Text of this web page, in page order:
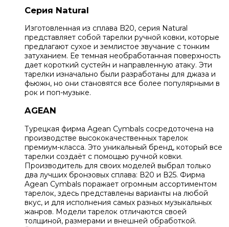
Серия Natural
Изготовленная из сплава B20, серия Natural
представляет собой тарелки ручной ковки, которые
предлагают сухое и землистое звучание с тонким
затуханием. Ее темная необработанная поверхность
дает короткий сустейн и направленную атаку. Эти
тарелки изначально были разработаны для джаза и
фьюжн, но они становятся все более популярными в
рок и поп-музыке.
AGEAN
Турецкая фирма Agean Cymbals сосредоточена на
производстве высококачественных тарелок
премиум-класса. Это уникальный бренд, который все
тарелки создаёт с помощью ручной ковки.
Производитель для своих моделей выбрал только
два лучших бронзовых сплава: В20 и В25. Фирма
Agean Cymbals поражает огромным ассортиментом
тарелок, здесь представлены варианты на любой
вкус, и для исполнения самых разных музыкальных
жанров. Модели тарелок отличаются своей
толщиной, размерами и внешней обработкой.